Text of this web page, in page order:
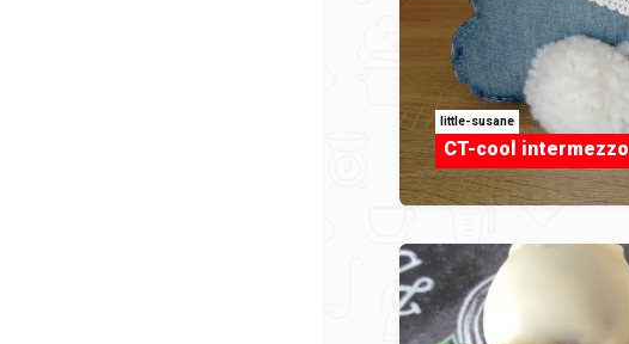
little-susane
CT-cool intermezzo